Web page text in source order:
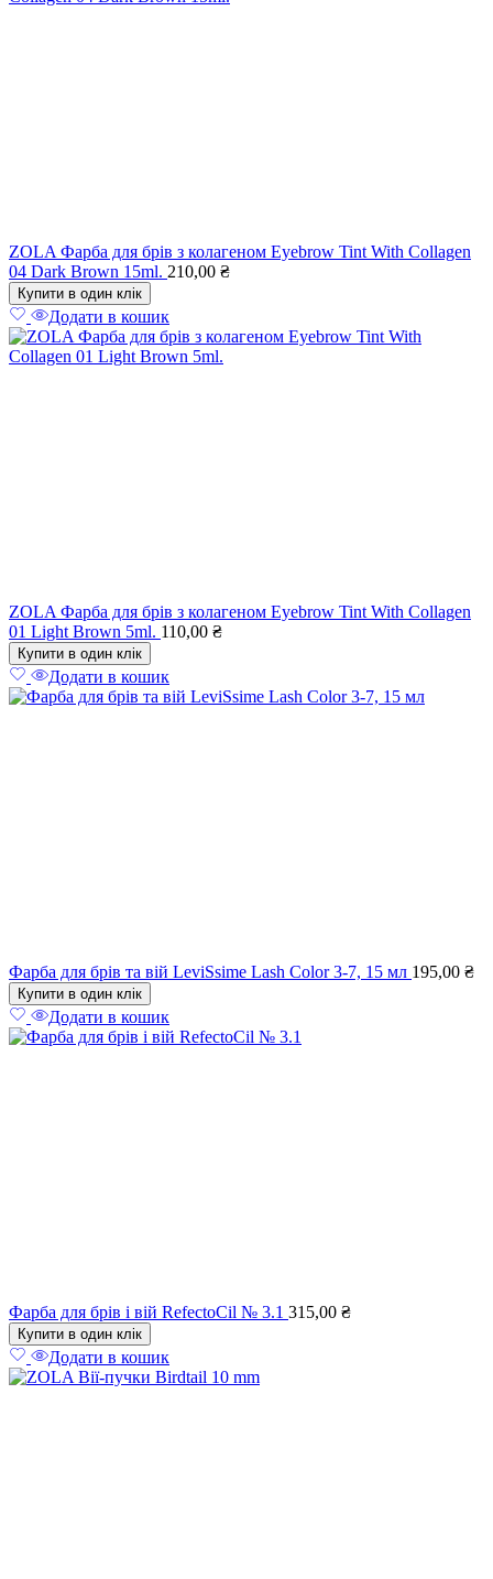
ZOLA Фарба для брів з колагеном Eyebrow Tint With Collagen
04 Dark Brown 15ml. 210,00 ₴
Купити в один клік
Додати в кошик
ZOLA Фарба для брів з колагеном Eyebrow Tint With Collagen
01 Light Brown 5ml. 110,00 ₴
Купити в один клік
Додати в кошик
Фарба для брів та вій LeviSsime Lash Color 3-7, 15 мл 195,00 ₴
Купити в один клік
Додати в кошик
Фарба для брів і вій RefectoCil № 3.1 315,00 ₴
Купити в один клік
Додати в кошик